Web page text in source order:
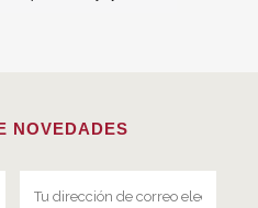
NOVEDADES